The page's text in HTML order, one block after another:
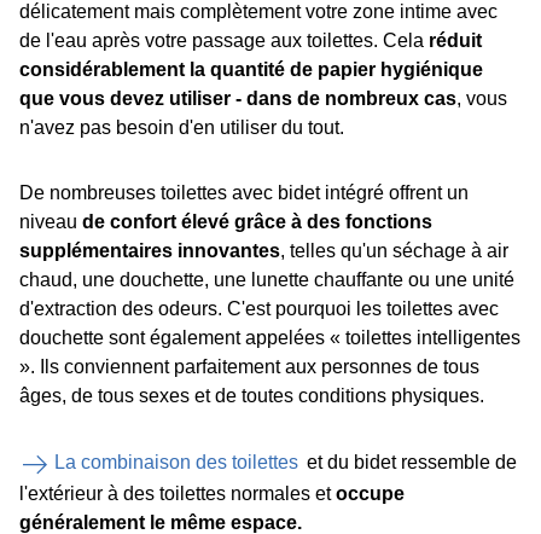
délicatement mais complètement votre zone intime avec
de l'eau après votre passage aux toilettes. Cela réduit
considérablement la quantité de papier hygiénique
que vous devez utiliser - dans de nombreux cas, vous
n'avez pas besoin d'en utiliser du tout.
De nombreuses toilettes avec bidet intégré offrent un
niveau de confort élevé grâce à des fonctions
supplémentaires innovantes, telles qu'un séchage à air
chaud, une douchette, une lunette chauffante ou une unité
d'extraction des odeurs. C'est pourquoi les toilettes avec
douchette sont également appelées « toilettes intelligentes
». Ils conviennent parfaitement aux personnes de tous
âges, de tous sexes et de toutes conditions physiques.
La combinaison des toilettes et du bidet ressemble de
l'extérieur à des toilettes normales etoccupe
généralement le même espace.